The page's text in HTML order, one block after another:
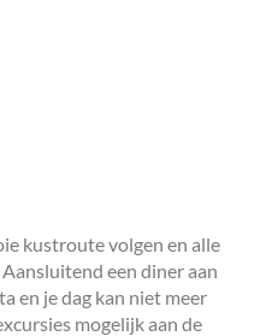
kustroute volgen en alle
een diner aan
en je dag kan niet meer
mogelijk aan de